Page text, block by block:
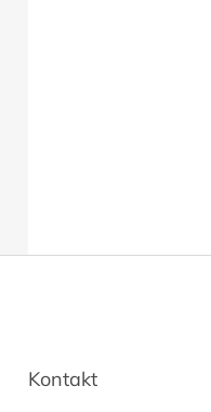
Kontakt